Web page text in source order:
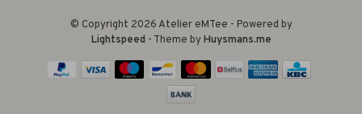
© Copyright 2026 Atelier eMTee - Powered by
Lightspeed - Theme byHuysmans.me